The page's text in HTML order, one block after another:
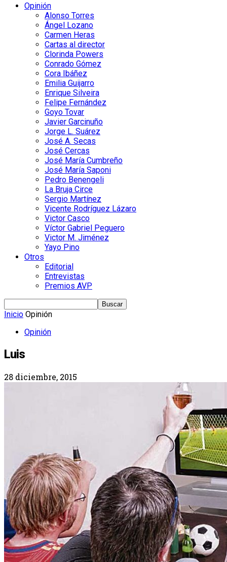
Opinión
Alonso Torres
Ángel Lozano
Carmen Heras
Cartas al director
Clorinda Powers
Conrado Gómez
Cora Ibáñez
Emilia Guijarro
Enrique Silveira
Felipe Fernández
Goyo Tovar
Javier Garcinuño
Jorge L. Suárez
José A. Secas
José Cercas
José María Cumbreño
José María Saponi
Pedro Benengeli
La Bruja Circe
Sergio Martínez
Vicente Rodríguez Lázaro
Victor Casco
Víctor Gabriel Peguero
Victor M. Jiménez
Yayo Pino
Otros
Editorial
Entrevistas
Premios AVP
Inicio Opinión
Opinión
Luis
28 diciembre, 2015